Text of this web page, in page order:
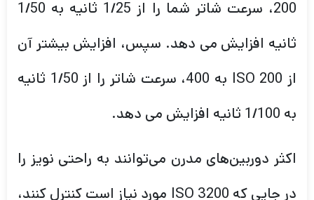
200، سرعت شاتر شما را از 1/25 ثانیه به 1/50
ثانیه افزایش می دهد. سپس، افزایش بیشتر آن
از ISO 200 به 400، سرعت شاتر را از 1/50 ثانیه
به 1/100 ثانیه افزایش می دهد.
اکثر دوربین‌های مدرن می‌توانند به راحتی نویز را
در جایی که ISO 3200 مورد نیاز است کنترل کنند،